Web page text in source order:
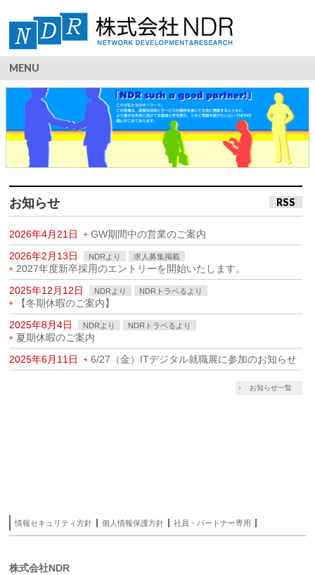
MENU
お知らせ RSS
2026年4月21日
GW期間中の営業のご案内
2026年2月13日
NDRより 求人募集掲載
2027年度新卒採用のエントリーを開始いたします。
2025年12月12日
NDRより NDRトラベるより
【冬期休暇のご案内】
2025年8月4日
NDRより NDRトラベるより
夏期休暇のご案内
2025年6月11日
6/27（金）ITデジタル就職展に参加のお知らせ
お知らせ一覧
情報セキュリティ方針 個人情報保護方針 社員・パートナー専用
株式会社NDR